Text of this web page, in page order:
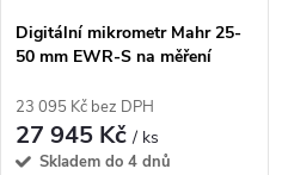
Digitální mikrometr Mahr 25-
50 mm EWR-S na měření
23 095 Kč bez DPH
27 945 Kč/ ks
Skladem do 4 dnů